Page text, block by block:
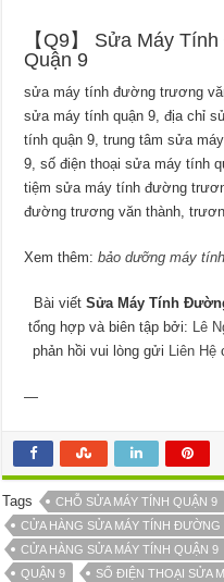
【Q9】 Sửa Máy
Quận 9
sửa máy tính đường trương
sửa máy tính quận 9, địa chỉ
tính quận 9, trung tâm sửa
9, số điện thoại sửa máy tính
tiệm sửa máy tính đường
đường trương văn thành,
Xem thêm:bảo dưỡng máy
Bài viết Sửa Máy Tính
tổng hợp và biên tập bởi: Lê
phản hồi vui lòng gửi Liên Hệ
—
Tags
CHỖ SỬA MÁY TÍNH QUẬN 9
CỬA HÀNG SỬA MÁY TÍNH
CỬA HÀNG SỬA MÁY TÍNH QUẬN 9
QUẬN 9
SỐ ĐIỆN THOẠI SỬA